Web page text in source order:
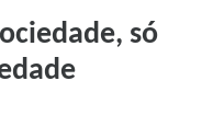
só